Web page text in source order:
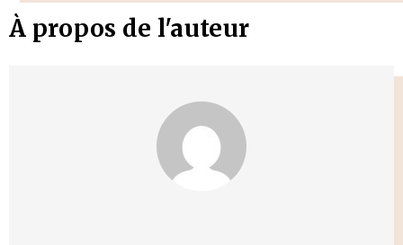
À propos de l'auteur